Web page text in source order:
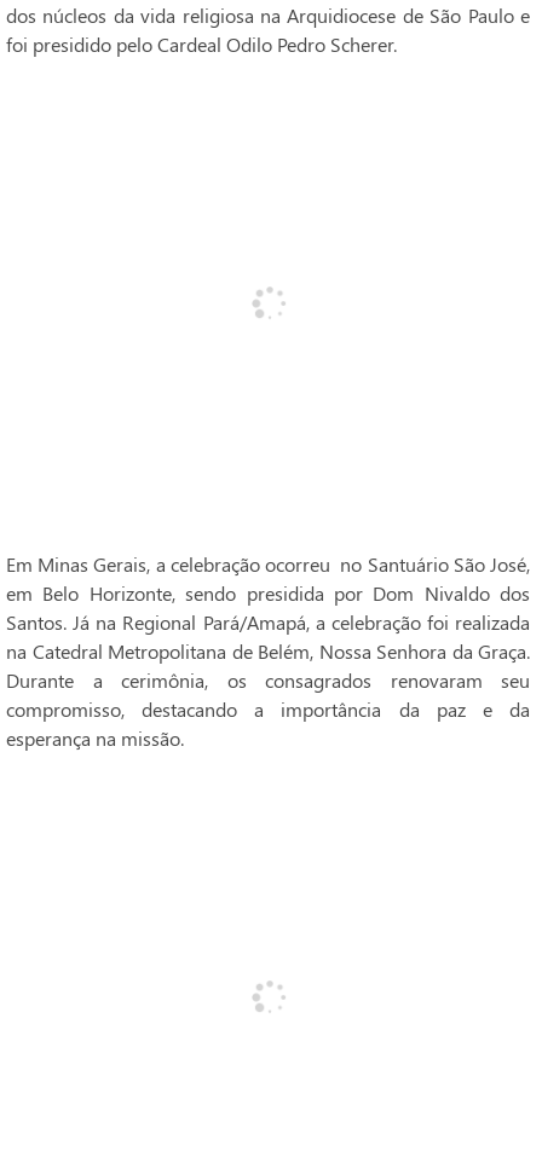
dos núcleos da vida religiosa na Arquidiocese de São Paulo e
foi presidido pelo Cardeal Odilo Pedro Scherer.
Em Minas Gerais, a celebração ocorreu no Santuário São José,
em Belo Horizonte, sendo presidida por Dom Nivaldo dos
Santos. Já na Regional Pará/Amapá, a celebração foi realizada
na Catedral Metropolitana de Belém, Nossa Senhora da Graça.
Durante a cerimônia, os consagrados renovaram seu
compromisso, destacando a importância da paz e da
esperança na missão.